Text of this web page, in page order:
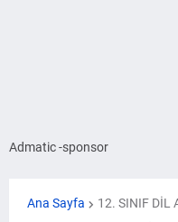
Admatic -sponsor
Ana Sayfa 12. SINIF DİL